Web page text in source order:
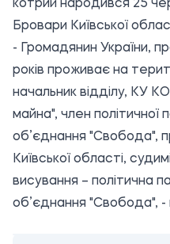
котрий народився 25
Бровари Київської
- Громадянин України,
років проживає на
начальник відділу, КУ
майна", член політичної
об’єднання "Свобода",
Київської області,
висування – політична
об’єднання "Свобода", -